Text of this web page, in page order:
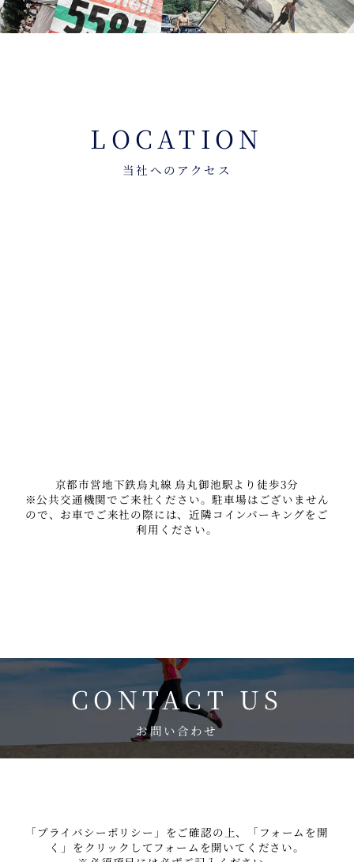
LOCATION
当社へのアクセス
京都市営地下鉄烏丸線 烏丸御池駅より徒歩3分
※公共交通機関でご来社ください。駐車場はございません
ので、お車でご来社の際には、近隣コインパーキングをご
利用ください。
CONTACT US
お問い合わせ
「プライバシーポリシー」をご確認の上、「フォームを開
く」をクリックしてフォームを開いてください。